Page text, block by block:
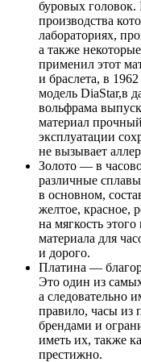
буровых головок.
производства
лабораториях,
а также
применил этот
и браслета, в
модель DiaStar,в
вольфрама
материал
эксплуатации
не вызывает
Золото — в
различные
в основном,
желтое, красное,
на мягкость
материала для
и дорого.
Платина —
Это один из
а следовательно
правило, часы из
брендами и
иметь их, также
престижно.